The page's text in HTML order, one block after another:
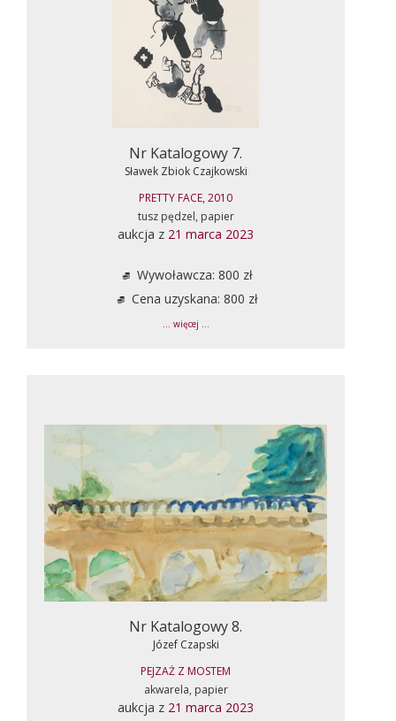
Nr Katalogowy 7.
Sławek Zbiok Czajkowski
PRETTY FACE, 2010
tusz pędzel, papier
aukcja z 21 marca 2023
Wywoławcza: 800 zł
Cena uzyskana: 800 zł
... więcej ...
Nr Katalogowy 8.
Józef Czapski
PEJZAŻ Z MOSTEM
akwarela, papier
aukcja z 21 marca 2023